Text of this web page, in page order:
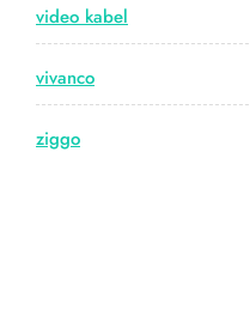
video kabel
vivanco
ziggo